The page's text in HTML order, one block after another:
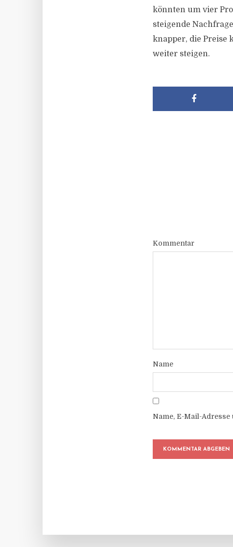
könnten um vier
steigende
knapper, die Preise
weiter steigen.
Kommentar
Name
Name, E-Mail-